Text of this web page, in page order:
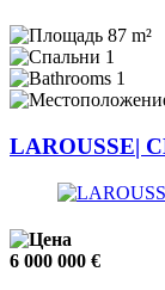
87 m²
1
1
LAROUSSE|
6 000 000 €